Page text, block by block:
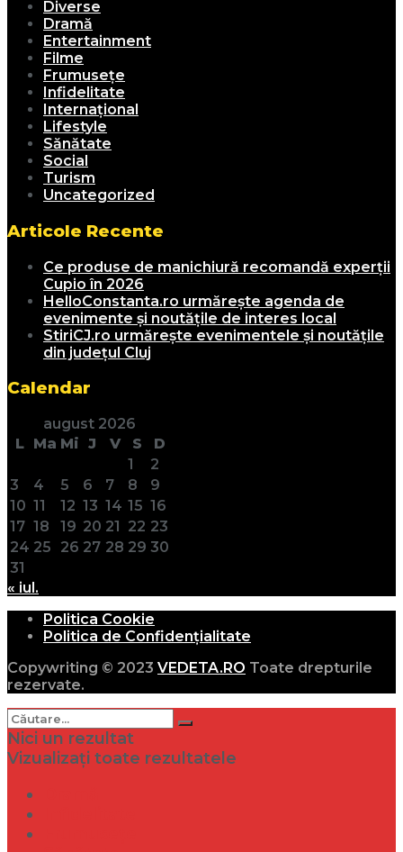
Diverse
Dramă
Entertainment
Filme
Frumusețe
Infidelitate
Internațional
Lifestyle
Sănătate
Social
Turism
Uncategorized
Articole Recente
Ce produse de manichiură recomandă experții
Cupio în 2026
HelloConstanta.ro urmărește agenda de
evenimente și noutățile de interes local
StiriCJ.ro urmărește evenimentele și noutățile
din județul Cluj
Calendar
august 2026
L Ma Mi J V S
D
1
2
3
4 5 6 7 8
9
10 11 12 13 14 15 16
17 18 19 20 21 22 23
24 25 26 27 28 29 30
31
« iul.
Politica Cookie
Politica de Confidențialitate
Copywriting © 2023 VEDETA.RO Toate drepturile
rezervate.
Nici un rezultat
Vizualizați toate rezultatele